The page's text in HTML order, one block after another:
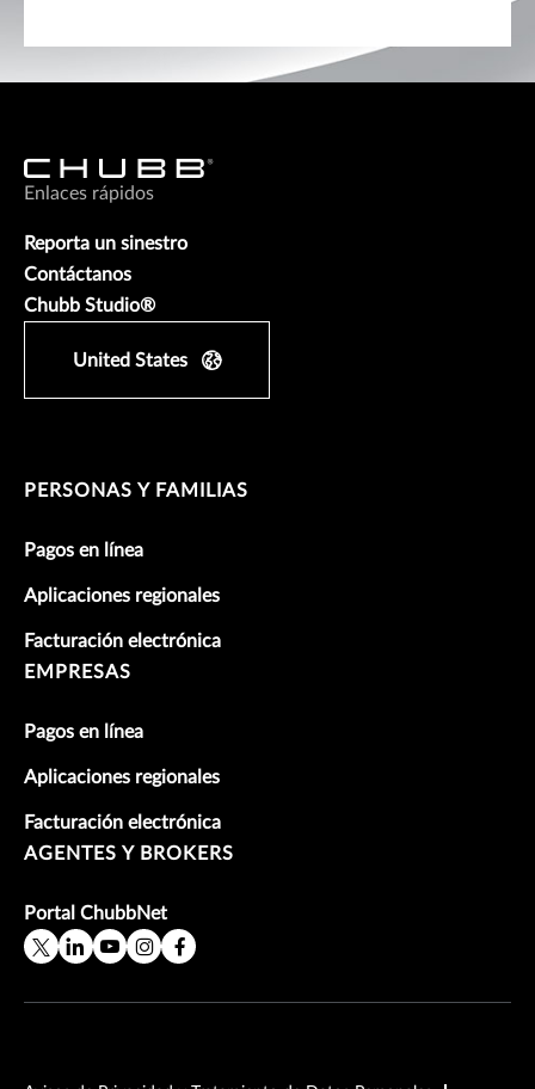
Enlaces rápidos
Reporta un sinestro
Contáctanos
Chubb Studio®
United States
PERSONAS Y FAMILIAS
Pagos en línea
Aplicaciones regionales
Facturación electrónica
EMPRESAS
Pagos en línea
Aplicaciones regionales
Facturación electrónica
AGENTES Y BROKERS
Portal ChubbNet